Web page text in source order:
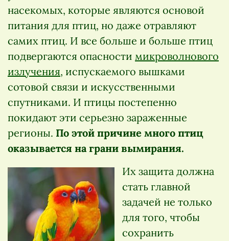
насекомых, которые являются основой
питания для птиц, но даже отравляют
самих птиц. И все больше и больше птиц
подвергаются опасности микроволнового
излучения, испускаемого вышками
сотовой связи и искусственными
спутниками. И птицы постепенно
покидают эти серьезно зараженные
регионы. По этой причине много птиц
оказывается на грани вымирания.
Их защита должна
стать главной
задачей не только
для того, чтобы
сохранить